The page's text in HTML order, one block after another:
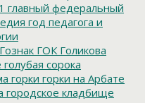
главный федеральный
год педагога и
Гознак ГОК Голикова
голубая сорока
горки горки на Арбате
городское кладбище